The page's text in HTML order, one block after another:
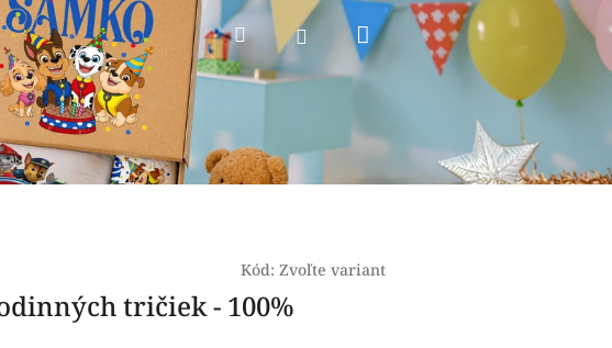
HľadaťPrihlásenieNákupný
Kód: Zvoľte variant
tričiek - 100%